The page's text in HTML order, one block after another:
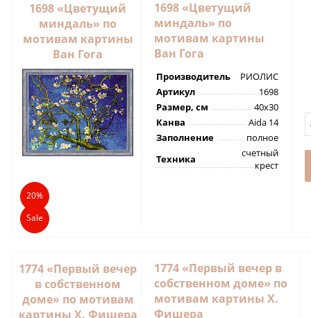
1698 «Цветущий
миндаль» по
мотивам картины
Ван Гога
20%
Sale
1698 «Цветущий
миндаль» по
мотивам картины
Ван Гога
Производитель
РИОЛИС
Артикул
1698
Размер, см
40х30
Канва
Aida 14
Заполнение
полное
Техника
счетный
крест
1774 «Первый вечер
в собственном
доме» по мотивам
картины Х. Фишера
1774 «Первый вечер в
собственном доме» по
мотивам картины Х.
Фишера